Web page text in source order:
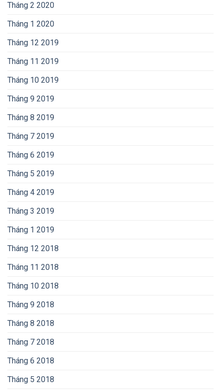
Tháng 2 2020
Tháng 1 2020
Tháng 12 2019
Tháng 11 2019
Tháng 10 2019
Tháng 9 2019
Tháng 8 2019
Tháng 7 2019
Tháng 6 2019
Tháng 5 2019
Tháng 4 2019
Tháng 3 2019
Tháng 1 2019
Tháng 12 2018
Tháng 11 2018
Tháng 10 2018
Tháng 9 2018
Tháng 8 2018
Tháng 7 2018
Tháng 6 2018
Tháng 5 2018